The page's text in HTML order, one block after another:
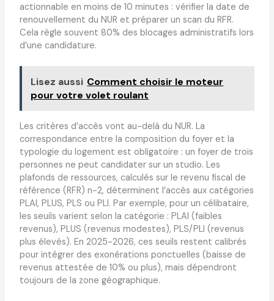
actionnable en moins de 10 minutes : vérifier la date de
renouvellement du NUR et préparer un scan du RFR.
Cela règle souvent 80% des blocages administratifs lors
d’une candidature.
Lisez aussi Comment choisir le moteur
pour votre volet roulant
Les critères d’accès vont au-delà du NUR. La
correspondance entre la composition du foyer et la
typologie du logement est obligatoire : un foyer de trois
personnes ne peut candidater sur un studio. Les
plafonds de ressources, calculés sur le revenu fiscal de
référence (RFR) n-2, déterminent l’accès aux catégories
PLAI, PLUS, PLS ou PLI. Par exemple, pour un célibataire,
les seuils varient selon la catégorie : PLAI (faibles
revenus), PLUS (revenus modestes), PLS/PLI (revenus
plus élevés). En 2025-2026, ces seuils restent calibrés
pour intégrer des exonérations ponctuelles (baisse de
revenus attestée de 10% ou plus), mais dépendront
toujours de la zone géographique.